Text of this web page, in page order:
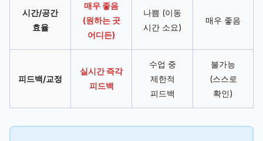
시간/공간
효율
매우 좋음
(원하는 곳
어디든)
나쁨 (이동
시간 소요)
매우 좋음
피드백/교정
실시간 즉각
피드백
수업 중
제한적
피드백
불가능
(스스로
확인)